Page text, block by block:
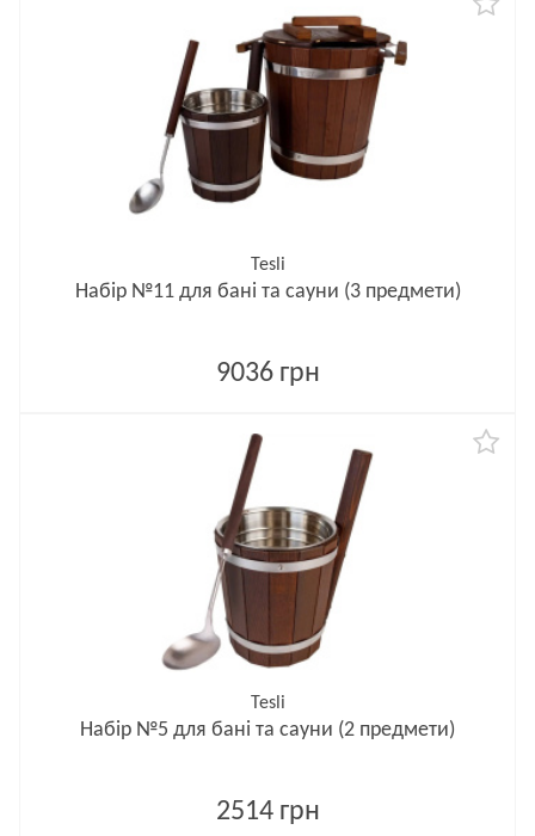
Tesli
Набір №11 для бані та сауни (3 предмети)
9036 грн
Tesli
Набір №5 для бані та сауни (2 предмети)
2514 грн